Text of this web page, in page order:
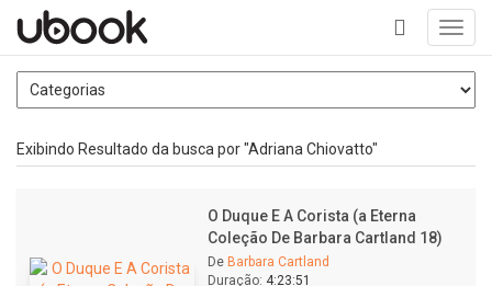
+
Exibindo Resultado da busca por "Adriana Chiovatto"
O Duque E A Corista (a Eterna
Coleção De Barbara Cartland 18)
De Barbara Cartland
Duração: 4:23:51